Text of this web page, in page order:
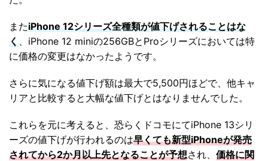
またiPhone 12シリーズ全種類が値下げされることはな
く 、iPhone 12 miniの256GBとProシリーズにおいては特
に価格の変更はなかったようです。
さらに気になる値下げ額は最大で5,500円ほどで、他キャ
リアと比較すると大幅な値下げとはなりませんでした。
これらを元に考えると、恐らくドコモにてiPhone 13シリ
ーズの値下げが行われるのは早くても新型iPhoneが発売
されてから2か月以上先となることが予想され、 価格に関